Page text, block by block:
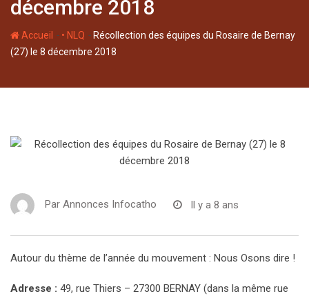
décembre 2018
Accueil - • NLQ - Récollection des équipes du Rosaire de Bernay
(27) le 8 décembre 2018
Par Annonces Infocatho Il y a 8 ans
Autour du thème de l’année du mouvement : Nous Osons dire !
Adresse : 49, rue Thiers – 27300 BERNAY (dans la même rue